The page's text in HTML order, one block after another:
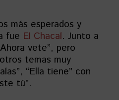
más esperados y
fue El Chacal. Junto a
vete”, pero
temas muy
“Ella tiene” con
tú”.